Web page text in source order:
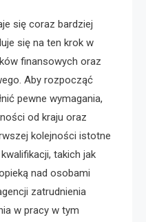
się coraz bardziej
się na ten krok w
finansowych oraz
Aby rozpocząć
pewne wymagania,
od kraju oraz
kolejności istotne
takich jak
nad osobami
zatrudnienia
w pracy w tym